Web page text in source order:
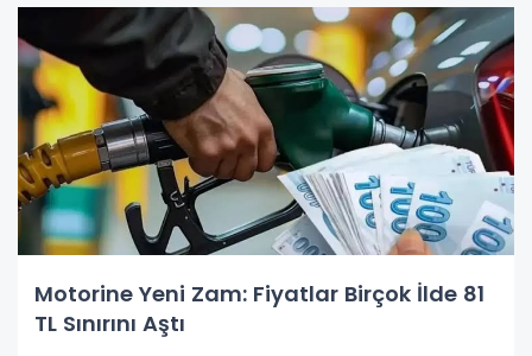
Motorine Yeni Zam: Fiyatlar Birçok İlde 81
TL Sınırını Aştı